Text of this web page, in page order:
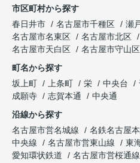
市区町村から探す
春日井市
名古屋市千種区 瀬
名古屋市名東区
名古屋市北区
名古屋市天白区
名古屋市守山区
町名から探す
坂上町
上条町 栄 中央台
成願寺
志賀本通
中央通
沿線から探す
名古屋市営名城線
名鉄名古屋
中央線
名古屋市営東山線 東
愛知環状鉄道
名古屋市営桜通線